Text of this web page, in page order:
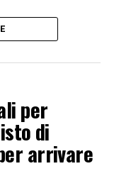
per
di
arrivare